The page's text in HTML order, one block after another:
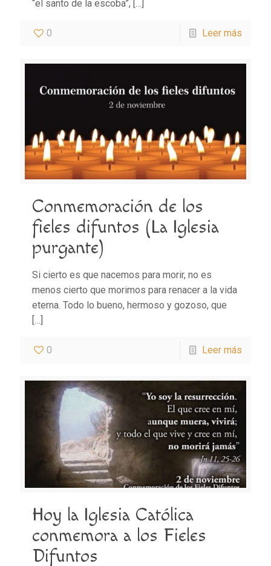
“el santo de la escoba”, […]
0 Leer más
Conmemoración de los
fieles difuntos (La Iglesia
purgante)
Si cierto es que nacemos para morir, no es
menos cierto que morimos para renacer a la vida
eterna. Todo lo bueno, hermoso y gozoso, que
[…]
0 Leer más
Hoy la Iglesia Católica
conmemora a los Fieles
Difuntos